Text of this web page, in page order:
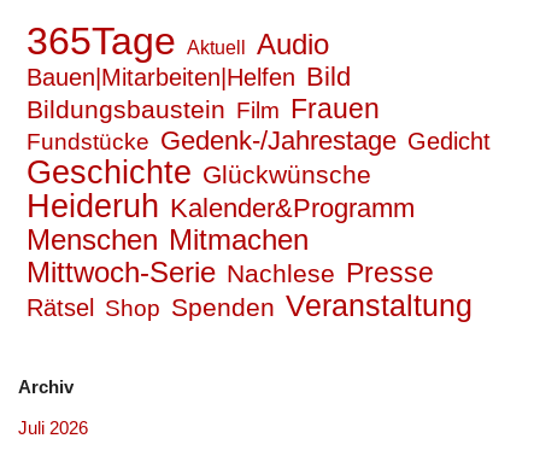
365Tage Aktuell Audio
Bauen|Mitarbeiten|Helfen Bild
Bildungsbaustein Film Frauen
Fundstücke Gedenk-/Jahrestage Gedicht
Geschichte Glückwünsche
Heideruh Kalender&Programm
Menschen Mitmachen
Mittwoch-Serie Nachlese Presse
Rätsel Shop Spenden Veranstaltung
Archiv
Juli 2026